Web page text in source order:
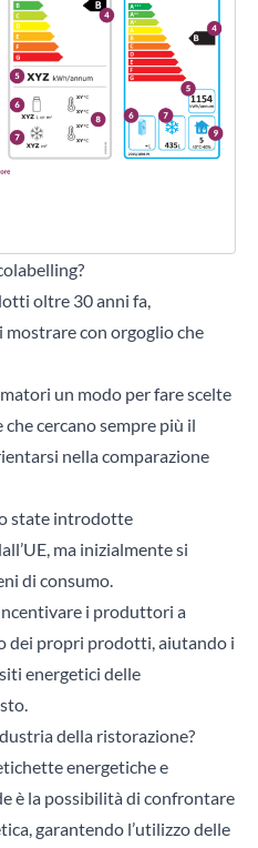
oltre 30 anni fa,
con orgoglio che
un modo per fare scelte
cercano sempre più il
nella comparazione
state introdotte
ma inizialmente si
di consumo.
i produttori a
dei propri prodotti, aiutando i
energetici delle
della ristorazione?
energetiche e
è la possibilità di confrontare
garantendo l’utilizzo delle